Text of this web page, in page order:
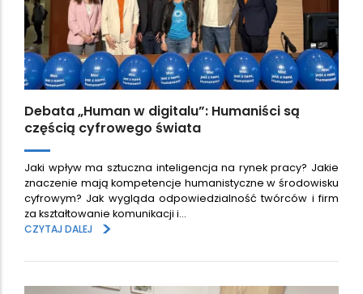
Debata „Human w digitalu”: Humaniści są
częścią cyfrowego świata
Jaki wpływ ma sztuczna inteligencja na rynek pracy? Jakie
znaczenie mają kompetencje humanistyczne w środowisku
cyfrowym? Jak wygląda odpowiedzialność twórców i firm
za kształtowanie komunikacji i…
CZYTAJ DALEJ
>